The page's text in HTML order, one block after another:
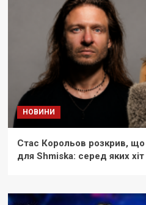
НОВИНИ
Стас Корольов розкрив, що
для Shmiska: серед яких хіт